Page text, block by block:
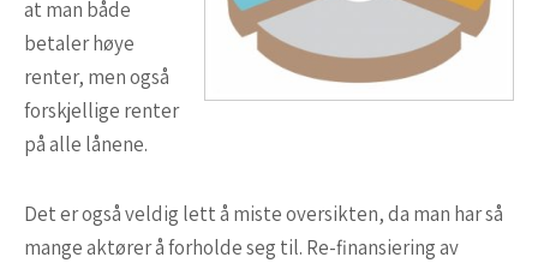
at man både
betaler høye
renter, men også
forskjellige renter
på alle lånene.
Det er også veldig lett å miste oversikten, da man har så
mange aktører å forholde seg til. Re-finansiering av